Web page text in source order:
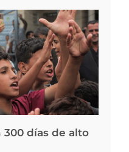
días de alto